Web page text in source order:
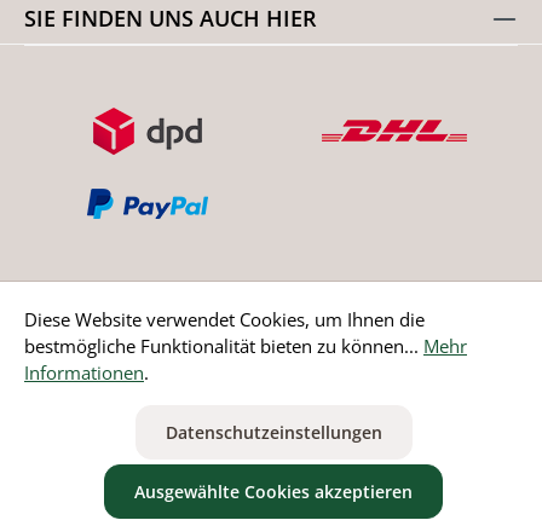
SIE FINDEN UNS AUCH HIER
Bestellung widerrufen
ausgenommen Nicht EU-Länder
Diese Website verwendet Cookies, um Ihnen die
bestmögliche Funktionalität bieten zu können... Mehr
Informationen.
Datenschutzeinstellungen
Ausgewählte Cookies akzeptieren